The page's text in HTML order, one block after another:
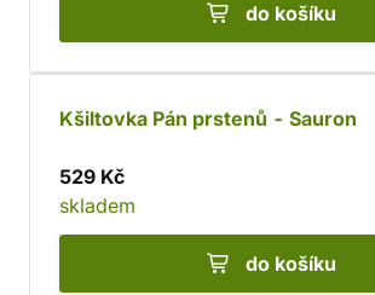
do košíku
Kšiltovka Pán prstenů - Sauron
529 Kč
skladem
do košíku